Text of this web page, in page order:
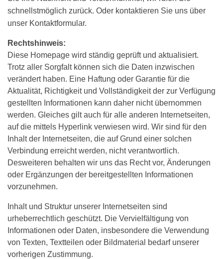
schnellstmöglich zurück. Oder kontaktieren Sie uns über
unser Kontaktformular.
Rechtshinweis:
Diese Homepage wird ständig geprüft und aktualisiert.
Trotz aller Sorgfalt können sich die Daten inzwischen
verändert haben. Eine Haftung oder Garantie für die
Aktualität, Richtigkeit und Vollständigkeit der zur Verfügung
gestellten Informationen kann daher nicht übernommen
werden. Gleiches gilt auch für alle anderen Internetseiten,
auf die mittels Hyperlink verwiesen wird. Wir sind für den
Inhalt der Internetseiten, die auf Grund einer solchen
Verbindung erreicht werden, nicht verantwortlich.
Desweiteren behalten wir uns das Recht vor, Änderungen
oder Ergänzungen der bereitgestellten Informationen
vorzunehmen.
Inhalt und Struktur unserer Internetseiten sind
urheberrechtlich geschützt. Die Vervielfältigung von
Informationen oder Daten, insbesondere die Verwendung
von Texten, Textteilen oder Bildmaterial bedarf unserer
vorherigen Zustimmung.